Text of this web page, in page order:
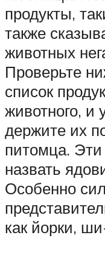
продукты,
также
животных
Проверьте
список
животного, и
держите их
питомца.
назвать
Особенно
как йорки,